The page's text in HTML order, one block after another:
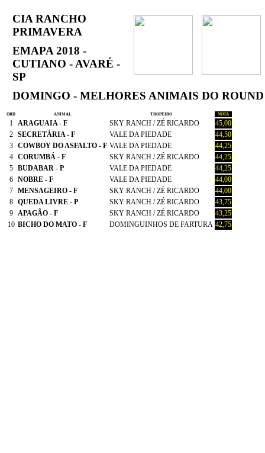
CIA RANCHO
PRIMAVERA
EMAPA 2018 -
CUTIANO - AVARÉ -
SP
DOMINGO - MELHORES ANIMAIS DO ROUND
ORD ANIMAL TROPEIRO NOTA
1 ARAGUAIA - F SKY RANCH / ZÉ RICARDO
45,00
2
SECRETÁRIA - F VALE DA PIEDADE
44,50
3
COWBOY DO ASFALTO - F VALE DA PIEDADE
44,25
4
CORUMBÁ - F SKY RANCH / ZÉ RICARDO
44,25
5
BUDABAR - P VALE DA PIEDADE
44,25
6
NOBRE - F VALE DA PIEDADE
44,00
7
MENSAGEIRO - F SKY RANCH / ZÉ RICARDO
44,00
8
QUEDA LIVRE - P SKY RANCH / ZÉ RICARDO
43,75
9
APAGÃO - F SKY RANCH / ZÉ RICARDO
43,25
10 BICHO DO MATO - F DOMINGUINHOS DE FARTURA 42,75